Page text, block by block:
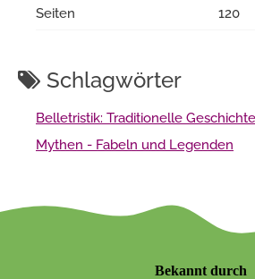
Seiten 120
Schlagwörter
Belletristik: Traditionelle
Mythen - Fabeln und Legenden
Bekannt durch